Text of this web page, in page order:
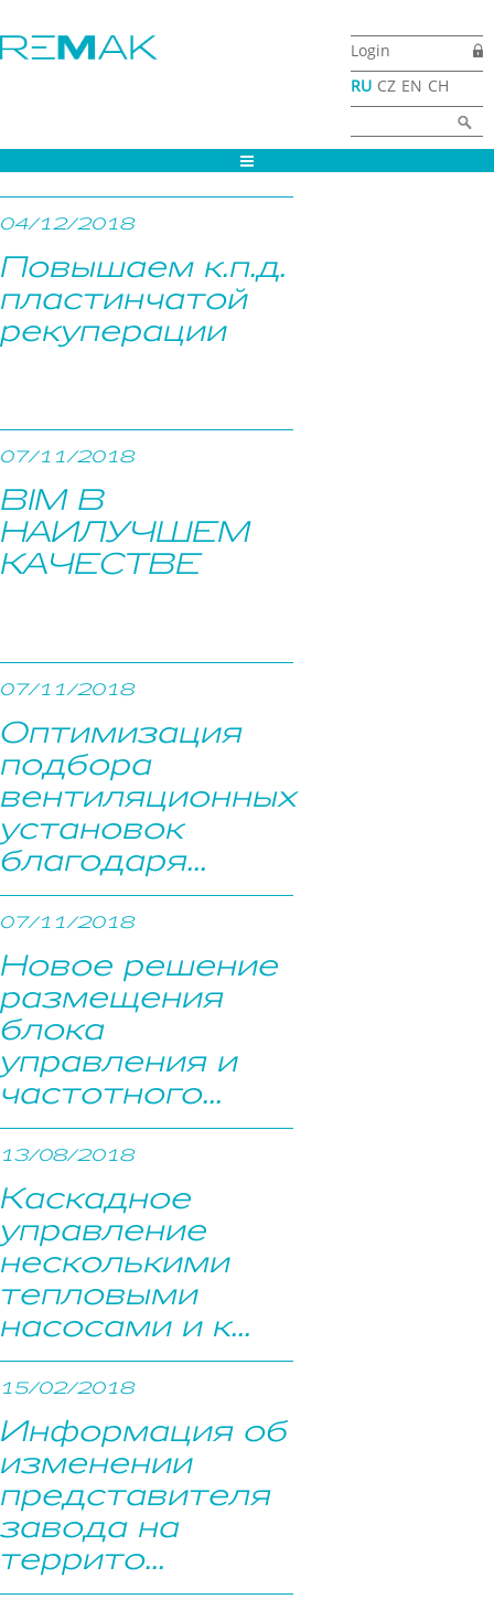
Login
RU CZ EN CH
Форма поиска
04/12/2018
Повышаем к.п.д.
пластинчатой
рекуперации
07/11/2018
BIM В
НАИЛУЧШЕМ
КАЧЕСТВЕ
07/11/2018
Оптимизация
подбора
вентиляционных
установок
благодаря...
07/11/2018
Новое решение
размещения
блока
управления и
частотного...
13/08/2018
Каскадное
управление
несколькими
тепловыми
насосами и к...
15/02/2018
Информация об
изменении
представителя
завода на
террито...
Страницы